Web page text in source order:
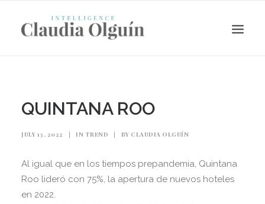
QUINTANA ROO
JULY 13, 2022 | IN TREND | BY CLAUDIA OLGUÍN
Al igual que en los tiempos prepandemia, Quintana
Roo lideró con 75%, la apertura de nuevos hoteles
en 2022.